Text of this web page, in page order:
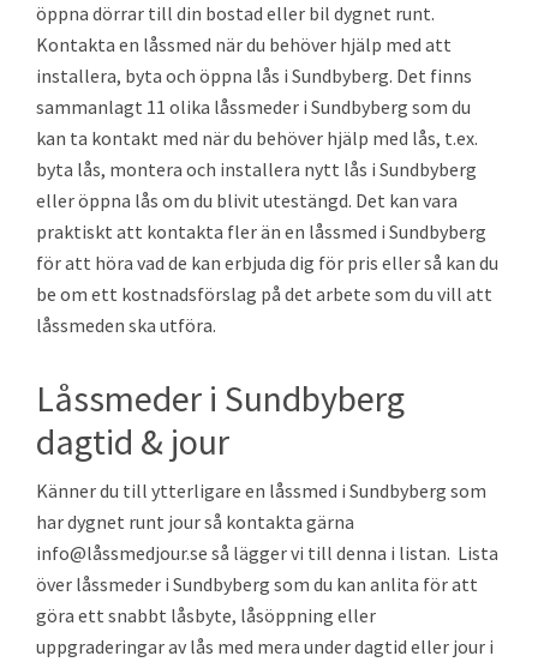
öppna dörrar till din bostad eller bil dygnet runt.
Kontakta en låssmed när du behöver hjälp med att
installera, byta och öppna lås i Sundbyberg. Det finns
sammanlagt 11 olika låssmeder i Sundbyberg som du
kan ta kontakt med när du behöver hjälp med lås, t.ex.
byta lås, montera och installera nytt lås i Sundbyberg
eller öppna lås om du blivit utestängd. Det kan vara
praktiskt att kontakta fler än en låssmed i Sundbyberg
för att höra vad de kan erbjuda dig för pris eller så kan du
be om ett kostnadsförslag på det arbete som du vill att
låssmeden ska utföra.
Låssmeder i Sundbyberg
dagtid & jour
Känner du till ytterligare en låssmed i Sundbyberg som
har dygnet runt jour så kontakta gärna
info@låssmedjour.se så lägger vi till denna i listan. Lista
över låssmeder i Sundbyberg som du kan anlita för att
göra ett snabbt låsbyte, låsöppning eller
uppgraderingar av lås med mera under dagtid eller jour i